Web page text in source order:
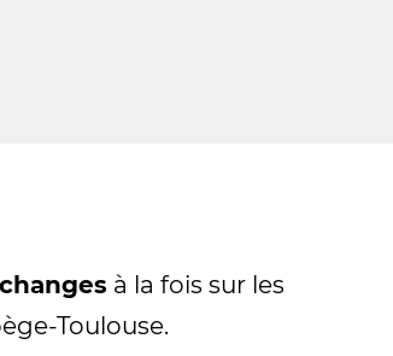
à la fois sur les
Toulouse.